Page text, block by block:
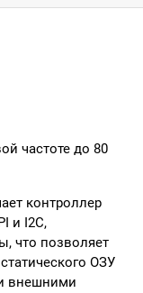
частоте до 80
контроллер
и I2C,
что позволяет
ОЗУ
внешними